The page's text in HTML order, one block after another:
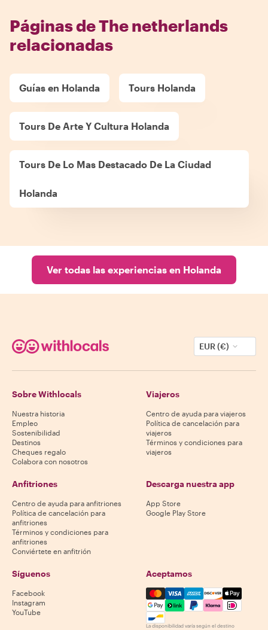
Páginas de The netherlands
relacionadas
Guías en Holanda Tours Holanda
Tours De Arte Y Cultura Holanda
Tours De Lo Mas Destacado De La Ciudad
Holanda
Ver todas las experiencias en Holanda
EUR (€)
Sobre Withlocals
Nuestra historia
Empleo
Sostenibilidad
Destinos
Cheques regalo
Colabora con nosotros
Viajeros
Centro de ayuda para viajeros
Política de cancelación para
viajeros
Términos y condiciones para
viajeros
Anfitriones
Centro de ayuda para anfitriones
Política de cancelación para
anfitriones
Términos y condiciones para
anfitriones
Conviértete en anfitrión
Descarga nuestra app
App Store
Google Play Store
Síguenos
Facebook
Instagram
YouTube
Aceptamos
Mastercard, Visa, Amex,
La disponibilidad varía según el destino